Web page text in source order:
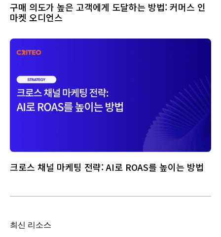
구매 의도가 높은 고객에게 도달하는 방법: 커머스 인
마켓 오디언스
크로스 채널 마케팅 전략: AI로 ROAS를 높이는 방법
최신 리소스